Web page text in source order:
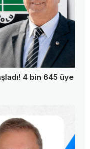
4 bin 645 üye